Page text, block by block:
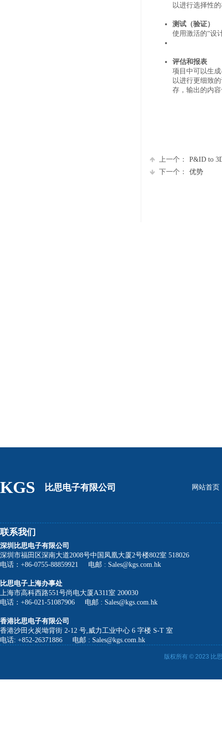
以进行选择性
测试（验证）
使用激活的“设
评估和报表
项目中可以生
以进行更细致
存，输出的内
上一个：
P&ID to
下一个：
优势
KGS 网站首页
比思电子有限公司
联系我们
深圳比思电子有限公司
深圳市福田区深南大道2008号中国凤凰大厦2号楼802室 518026
电话：+86-0755-88859921 电邮 : Sales@kgs.com.hk
比思电子上海办事处
上海市高科西路551号尚电大厦A311室 200030
电话：+86-021-51087906 电邮 : Sales@kgs.com.hk
香港比思电子有限公司
香港沙田火炭坳背街 2-12 号,威力工业中心 6 字楼 S-T 室
电话: +852-26371886 电邮 : Sales@kgs.com.hk
版权所有 © 2023 比